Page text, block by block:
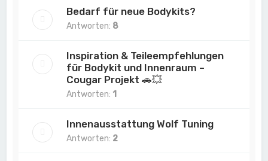
Bedarf für neue Bodykits?
Antworten: 8
Inspiration & Teileempfehlungen
für Bodykit und Innenraum –
Cougar Projekt 🚗💥
Antworten: 1
Innenausstattung Wolf Tuning
Antworten: 2